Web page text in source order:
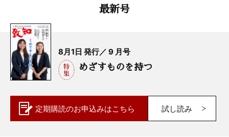
最新号
8月1日 発行／ 9 月号
めざすものを持つ
定期購読のお申込みはこちら 試し読み